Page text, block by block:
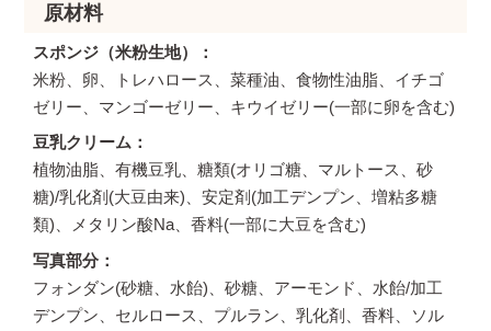
原材料
スポンジ（米粉生地）
米粉、卵、トレハロース、菜種油、食物性油脂、イチゴ
ゼリー、マンゴーゼリー、キウイゼリー(一部に卵を含む)
豆乳クリーム
植物油脂、有機豆乳、糖類(オリゴ糖、マルトース、砂
糖)/乳化剤(大豆由来)、安定剤(加工デンプン、増粘多糖
類)、メタリン酸Na、香料(一部に大豆を含む)
写真部分
フォンダン(砂糖、水飴)、砂糖、アーモンド、水飴/加工
デンプン、セルロース、プルラン、乳化剤、香料、ソル